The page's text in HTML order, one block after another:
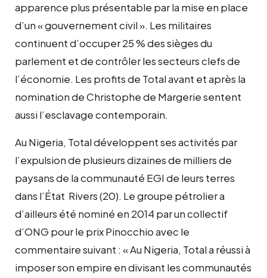
apparence plus présentable par la mise en place
d’un « gouvernement civil ». Les militaires
continuent d’occuper 25 % des sièges du
parlement et de contrôler les secteurs clefs de
l’économie. Les profits de Total avant et après la
nomination de Christophe de Margerie sentent
aussi l’esclavage contemporain.
Au Nigeria, Total développent ses activités par
l’expulsion de plusieurs dizaines de milliers de
paysans de la communauté EGI de leurs terres
dans l’État Rivers (20). Le groupe pétrolier a
d’ailleurs été nominé en 2014 par un collectif
d’ONG pour le prix Pinocchio avec le
commentaire suivant : « Au Nigeria, Total a réussi à
imposer son empire en divisant les communautés